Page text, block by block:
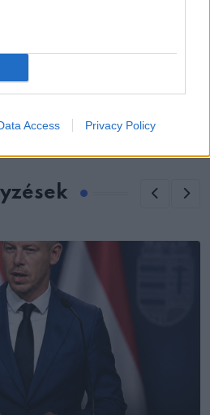
Access Privacy Policy
őt egy repülőgép-
amelyben ő és 3